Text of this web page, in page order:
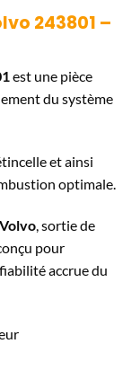
243801 –
est une pièce
du système
et ainsi
optimale.
, sortie de
pour
accrue du